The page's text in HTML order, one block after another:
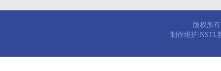
版权所
制作维护:NSTL